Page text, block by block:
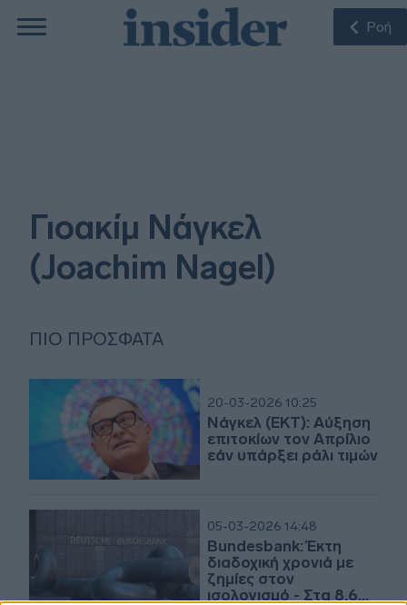
Ροή
Γιοακίμ Νάγκελ
(Joachim Nagel)
ΠΙΟ ΠΡΌΣΦΑΤΑ
20-03-2026 10:25
Νάγκελ (ΕΚΤ): Αύξηση
επιτοκίων τον Απρίλιο
εάν υπάρξει ράλι τιμών
05-03-2026 14:48
Bundesbank: Έκτη
διαδοχική χρονιά με
ζημίες στον
ισολογισμό - Στα 8,6